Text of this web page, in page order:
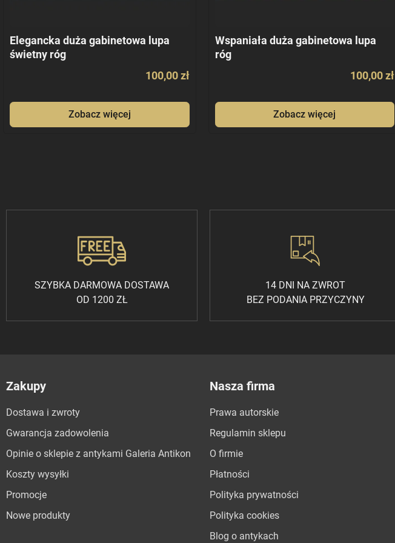
Elegancka duża gabinetowa lupa
świetny róg
100,00 zł
Zobacz więcej
Wspaniała duża gabinetowa lupa
róg
100,00 zł
Zobacz więcej
SZYBKA DARMOWA DOSTAWA
OD 1200 ZŁ
14 DNI NA ZWROT
BEZ PODANIA PRZYCZYNY
Zakupy
Dostawa i zwroty
Gwarancja zadowolenia
Opinie o sklepie z antykami Galeria Antikon
Koszty wysyłki
Promocje
Nowe produkty
Nasza firma
Prawa autorskie
Regulamin sklepu
O firmie
Płatności
Polityka prywatności
Polityka cookies
Blog o antykach